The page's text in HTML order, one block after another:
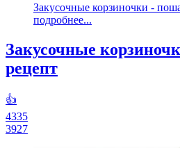
Закусочные корзиночки -
подробнее...
Закусочные
рецепт
👍
4335
3927